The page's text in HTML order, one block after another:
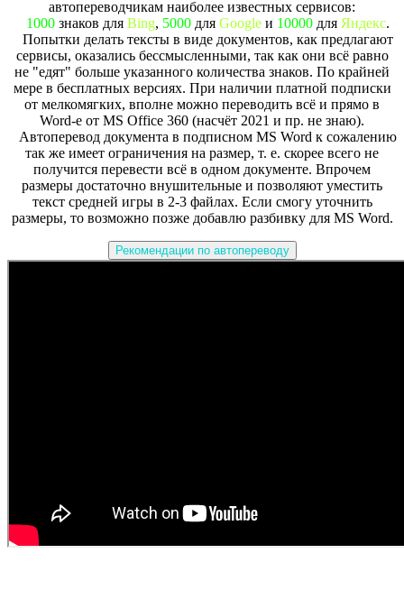
автопереводчикам наиболее известных сервисов:
1000знаков для Bing, 5000для Googleи 10000для Яндекс.
Попытки делать тексты в виде документов, как предлагают
сервисы, оказались бессмысленными, так как они всё равно
не "едят" больше указанного количества знаков. По крайней
мере в бесплатных версиях. При наличии платной подписки
от мелкомягких, вполне можно переводить всё и прямо в
Word-е от MS Office 360 (насчёт 2021 и пр. не знаю).
Автоперевод документа в подписном MS Word к сожалению
так же имеет ограничения на размер, т. е. скорее всего не
получится перевести всё в одном документе. Впрочем
размеры достаточно внушительные и позволяют уместить
текст средней игры в 2-3 файлах. Если смогу уточнить
размеры, то возможно позже добавлю разбивку для MS Word.
Рекомендации по автопереводу